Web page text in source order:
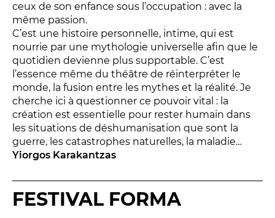
LES ACTIONS PÉDAGOGIQUES
Lettres à... [8eédition]
Les Spectacles itinérants
Moulins en scène
Autour des spectacles
Visites
INFOS PRATIQUES
NOS SALLES
ceux de son enfance sous l’occupation : avec la
même passion.
C’est une histoire personnelle, intime, qui est
nourrie par une mythologie universelle afin que le
quotidien devienne plus supportable. C’est
l’essence même du théâtre de réinterpréter le
monde, la fusion entre les mythes et la réalité. Je
cherche ici à questionner ce pouvoir vital : la
création est essentielle pour rester humain dans
les situations de déshumanisation que sont la
guerre, les catastrophes naturelles, la maladie…
Yiorgos Karakantzas
FESTIVAL FORMA